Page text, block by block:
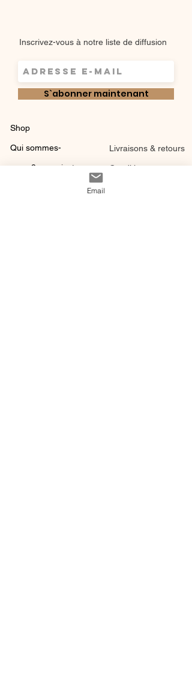
Inscrivez-vous à notre liste de diffusion
S`abonner maintenant
Shop
Qui sommes-
nous ? instagram
Livraisons & retours
Conditions
Email